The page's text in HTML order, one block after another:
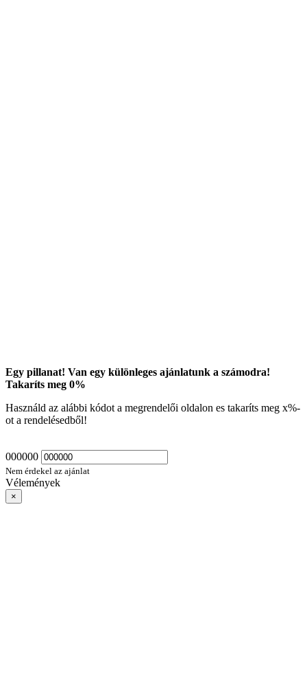
Egy pillanat! Van egy különleges ajánlatunk a számodra!
Takaríts meg 0%
Használd az alábbi kódot a megrendelői oldalon es takaríts meg x%-
ot a rendelésedből!
000000
Nem érdekel az ajánlat
Vélemények
×